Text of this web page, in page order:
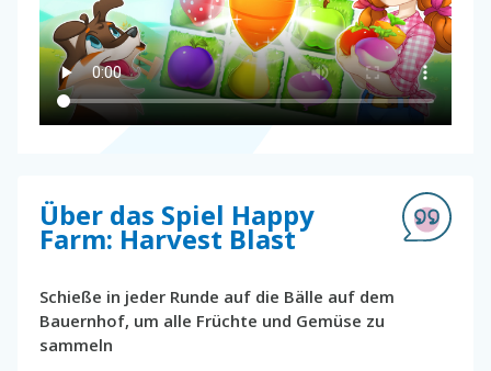
Über das Spiel Happy
Farm: Harvest Blast
Schieße in jeder Runde auf die Bälle auf dem
Bauernhof, um alle Früchte und Gemüse zu
sammeln